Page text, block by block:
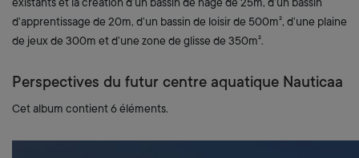
d’apprentissage de 20m, d’un bassin de loisir de 500m², d’une plaine
de jeux de 300m et d’une zone de glisse de 350m².
Perspectives du futur centre aquatique Nauticaa
Cet album contient 6 éléments.